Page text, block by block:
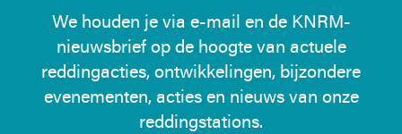
We houden je via e-mail en de KNRM-
nieuwsbrief op de hoogte van actuele
reddingacties, ontwikkelingen, bijzondere
evenementen, acties en nieuws van onze
reddingstations.